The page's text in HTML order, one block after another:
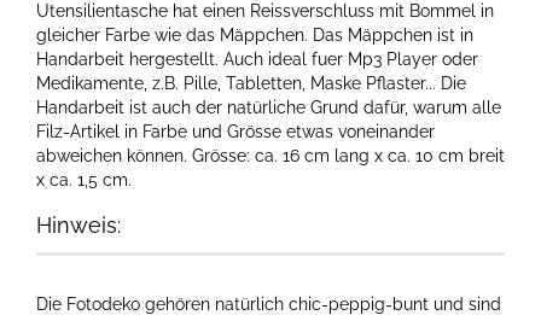
Utensilientasche hat einen Reissverschluss mit Bommel in
gleicher Farbe wie das Mäppchen. Das Mäppchen ist in
Handarbeit hergestellt. Auch ideal fuer Mp3 Player oder
Medikamente, z.B. Pille, Tabletten, Maske Pflaster... Die
Handarbeit ist auch der natürliche Grund dafür, warum alle
Filz-Artikel in Farbe und Grösse etwas voneinander
abweichen können. Grösse: ca. 16 cm lang x ca. 10 cm breit
x ca. 1,5 cm.
Hinweis:
Die Fotodeko gehören natürlich chic-peppig-bunt und sind